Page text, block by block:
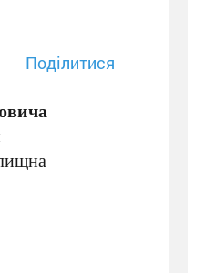
Поділитися